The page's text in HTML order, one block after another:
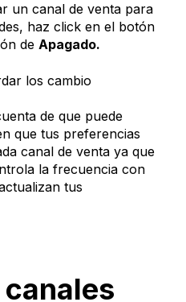
un canal de venta para
haz click en el botón
de Apagado.
los cambio
de que puede
que tus preferencias
canal de venta ya que
la frecuencia con
tus